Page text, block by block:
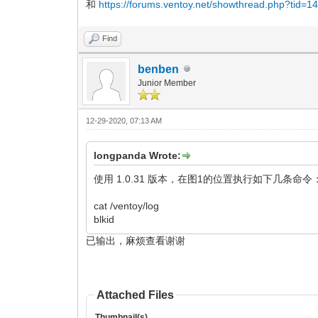
和 https://forums.ventoy.net/
Find
benben
Junior Member
12-29-2020, 07:13 AM
longpanda Wrote:
使用 1.0.31 版本，在图1的位置执行如下几条命令：
cat /ventoy/log
blkid
已输出，麻烦查看谢谢
Attached Files